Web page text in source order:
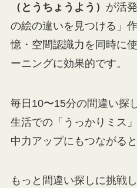
（とうちょうよう） が活
の絵の違いを見つける」
憶・空間認識力を同時に
ーニングに効果的です。
毎日10〜15分の間違い探
生活での「うっかりミス
中力アップにもつながる
もっと間違い探しに挑戦